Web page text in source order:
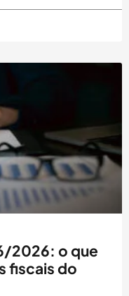
2026: o que
fiscais do